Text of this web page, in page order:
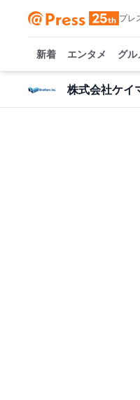
プレ
新着 エンタメ グル
株式会社ケイ